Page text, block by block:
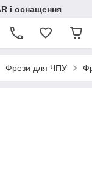
і оснащення
Фрези для ЧПУ